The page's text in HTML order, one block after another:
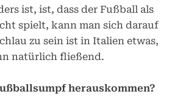
ist, ist, dass der Fußball als
spielt, kann man sich darauf
zu sein ist in Italien etwas,
natürlich fließend.
herauskommen?